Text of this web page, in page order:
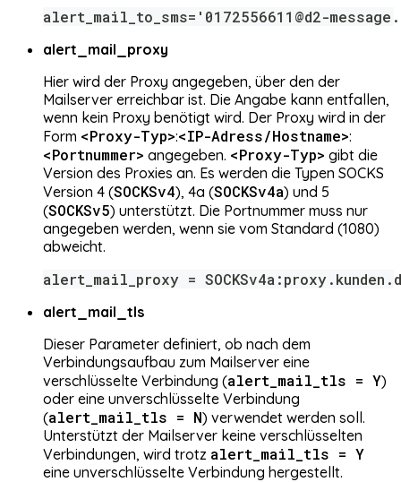
alert_mail_to_sms='0172556611@d2-
alert_mail_proxy
Hier wird der Proxy angegeben, über den der
Mailserver erreichbar ist. Die Angabe kann entfallen,
wenn kein Proxy benötigt wird. Der Proxy wird in der
Form <Proxy-Typ>:<IP-Adress/Hostname>:
<Portnummer> angegeben. <Proxy-Typ> gibt die
Version des Proxies an. Es werden die Typen SOCKS
Version 4 (SOCKSv4), 4a (SOCKSv4a) und 5
(SOCKSv5) unterstützt. Die Portnummer muss nur
angegeben werden, wenn sie vom Standard (1080)
abweicht.
alert_mail_proxy =
alert_mail_tls
Dieser Parameter definiert, ob nach dem
Verbindungsaufbau zum Mailserver eine
verschlüsselte Verbindung (alert_mail_tls = Y)
oder eine unverschlüsselte Verbindung
(alert_mail_tls = N) verwendet werden soll.
Unterstützt der Mailserver keine verschlüsselten
Verbindungen, wird trotz alert_mail_tls = Y
eine unverschlüsselte Verbindung hergestellt.